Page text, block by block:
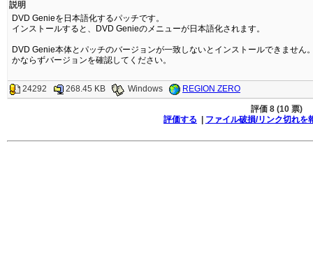
説明
DVD Genieを日本語化するパッチです。
インストールすると、DVD Genieのメニューが日本語化されます。
DVD Genie本体とパッチのバージョンが一致しないとインストールできません
かならずバージョンを確認してください。
24292 268.45 KB Windows REGION ZERO
評価 8 (10 票)
評価する
ファイル破損/リンク切れを